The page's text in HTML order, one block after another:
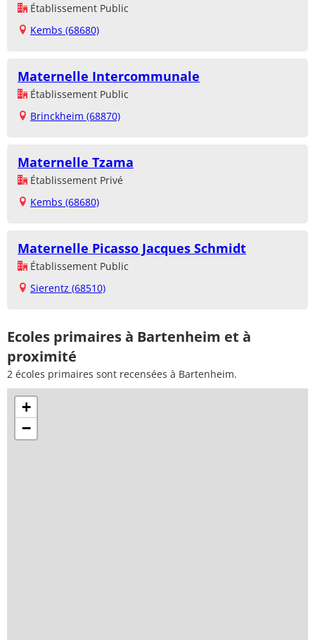
Établissement Public
Kembs (68680)
Maternelle Intercommunale
Établissement Public
Brinckheim (68870)
Maternelle Tzama
Établissement Privé
Kembs (68680)
Maternelle Picasso Jacques Schmidt
Établissement Public
Sierentz (68510)
Ecoles primaires à Bartenheim et à
proximité
2 écoles primaires sont recensées à Bartenheim.
+
−